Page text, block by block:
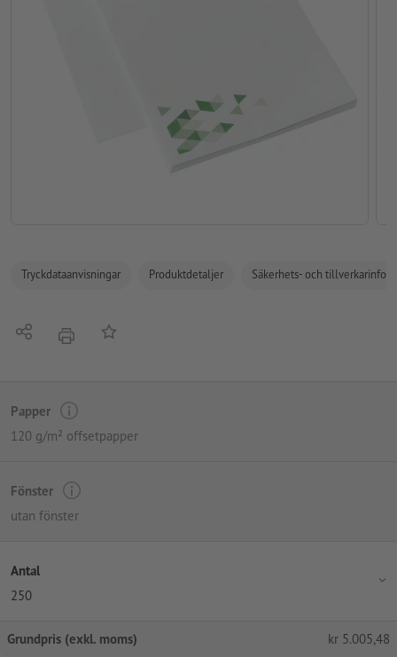
Tryckdataanvisningar Produktdetaljer Säkerhets- och
Dela erbjudandePå anteckningslistan
Papper
120 g/m² offsetpapper
Fönster
utan fönster
Antal
250
Grundpris (exkl. moms) kr 5.005,48